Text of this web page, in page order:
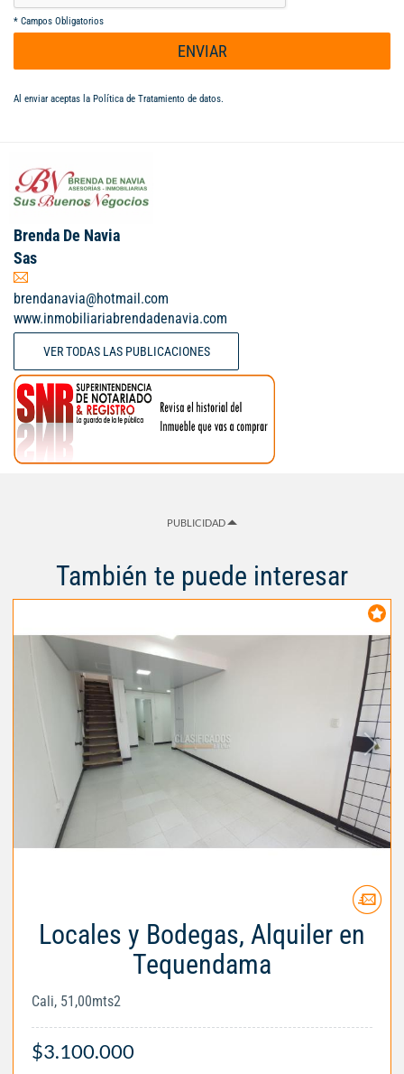
* Campos Obligatorios
ENVIAR
Al enviar aceptas la Política de Tratamiento de datos.
Brenda De Navia
Sas
brendanavia@hotmail.com
www.inmobiliariabrendadenavia.com
VER TODAS LAS PUBLICACIONES
PUBLICIDAD
También te puede interesar
Locales y Bodegas, Alquiler en
Tequendama
Cali, 51,00mts2
$3.100.000